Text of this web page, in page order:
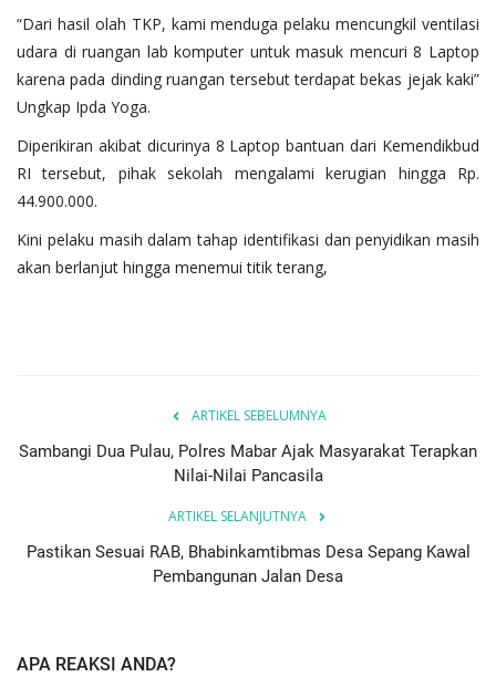
“Dari hasil olah TKP, kami menduga pelaku mencungkil ventilasi
udara di ruangan lab komputer untuk masuk mencuri 8 Laptop
karena pada dinding ruangan tersebut terdapat bekas jejak kaki”
Ungkap Ipda Yoga.
Diperikiran akibat dicurinya 8 Laptop bantuan dari Kemendikbud
RI tersebut, pihak sekolah mengalami kerugian hingga Rp.
44.900.000.
Kini pelaku masih dalam tahap identifikasi dan penyidikan masih
akan berlanjut hingga menemui titik terang,
ARTIKEL SEBELUMNYA
Sambangi Dua Pulau, Polres Mabar Ajak Masyarakat Terapkan
Nilai-Nilai Pancasila
ARTIKEL SELANJUTNYA
Pastikan Sesuai RAB, Bhabinkamtibmas Desa Sepang Kawal
Pembangunan Jalan Desa
APA REAKSI ANDA?